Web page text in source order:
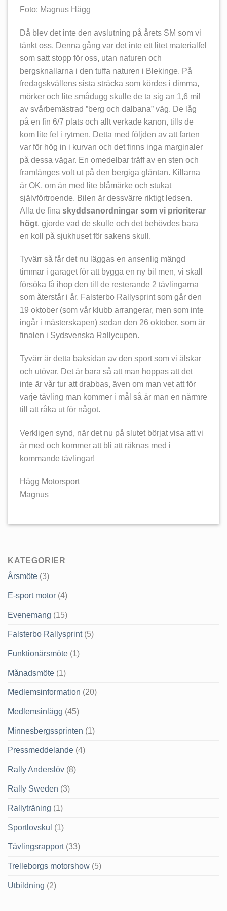
Foto: Magnus Hägg
Då blev det inte den avslutning på årets SM som vi
tänkt oss. Denna gång var det inte ett litet materialfel
som satt stopp för oss, utan naturen och
bergsknallarna i den tuffa naturen i Blekinge. På
fredagskvällens sista sträcka som kördes i dimma,
mörker och lite smådugg skulle de ta sig an 1,6 mil
av svårbemästrad ”berg och dalbana” väg. De låg
på en fin 6/7 plats och allt verkade kanon, tills de
kom lite fel i rytmen. Detta med följden av att farten
var för hög in i kurvan och det finns inga marginaler
på dessa vägar. En omedelbar träff av en sten och
framlänges volt ut på den bergiga gläntan. Killarna
är OK, om än med lite blåmärke och stukat
självförtroende. Bilen är dessvärre riktigt ledsen.
Alla de fina skyddsanordningar som vi prioriterar
högt, gjorde vad de skulle och det behövdes bara
en koll på sjukhuset för sakens skull.
Tyvärr så får det nu läggas en ansenlig mängd
timmar i garaget för att bygga en ny bil men, vi skall
försöka få ihop den till de resterande 2 tävlingarna
som återstår i år. Falsterbo Rallysprint som går den
19 oktober (som vår klubb arrangerar, men som inte
ingår i mästerskapen) sedan den 26 oktober, som är
finalen i Sydsvenska Rallycupen.
Tyvärr är detta baksidan av den sport som vi älskar
och utövar. Det är bara så att man hoppas att det
inte är vår tur att drabbas, även om man vet att för
varje tävling man kommer i mål så är man en närmre
till att råka ut för något.
Verkligen synd, när det nu på slutet börjat visa att vi
är med och kommer att bli att räknas med i
kommande tävlingar!
Hägg Motorsport
Magnus
KATEGORIER
Årsmöte (3)
E-sport motor (4)
Evenemang (15)
Falsterbo Rallysprint(5)
Funktionärsmöte (1)
Månadsmöte (1)
Medlemsinformation (20)
Medlemsinlägg (45)
Minnesbergssprinten (1)
Pressmeddelande (4)
Rally Anderslöv (8)
Rally Sweden (3)
Rallyträning (1)
Sportlovskul (1)
Tävlingsrapport(33)
Trelleborgs motorshow (5)
Utbildning (2)